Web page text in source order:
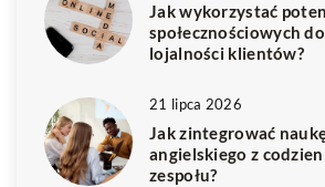
Jak wykorzystać
społecznościowych
lojalności klientów?
21 lipca 2026
Jak zintegrować
angielskiego z
zespołu?